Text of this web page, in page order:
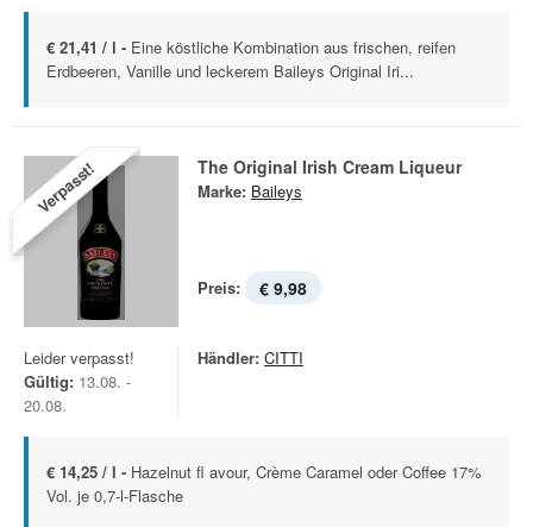
€ 21,41 / l - Eine köstliche Kombination aus frischen, reifen
Erdbeeren, Vanille und leckerem Baileys Original Iri...
Verpasst! The Original Irish Cream Liqueur
Marke: Baileys
Preis: € 9,98
Leider verpasst!
Gültig: 13.08. -
20.08.
Händler: CITTI
€ 14,25 / l - Hazelnut fl avour, Crème Caramel oder Coffee 17%
Vol. je 0,7-l-Flasche